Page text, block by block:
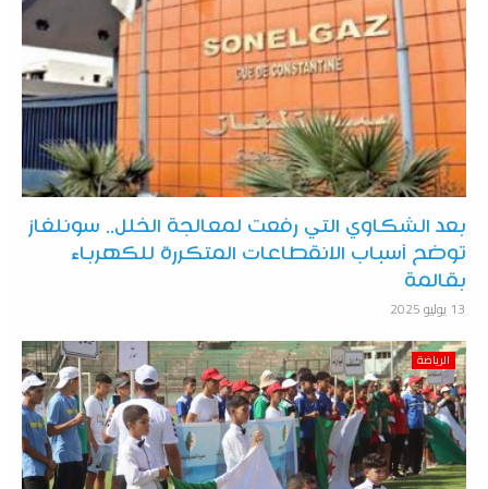
بعد الشكاوي التي رفعت لمعالجة الخلل.. سونلغاز
توضح أسباب الانقطاعات المتكررة للكهرباء
بقالمة
13 يوليو 2025
الرياضة